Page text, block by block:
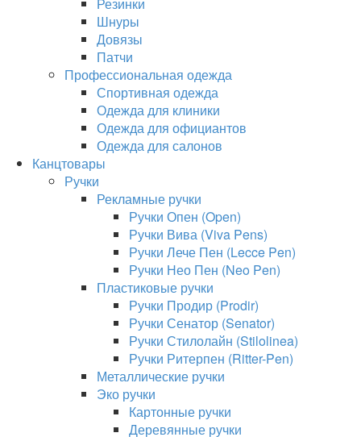
Шнуры
Довязы
Патчи
Профессиональная одежда
Спортивная одежда
Одежда для клиники
Одежда для официантов
Одежда для салонов
Канцтовары
Ручки
Рекламные ручки
Ручки Опен (Open)
Ручки Вива (Viva Pens)
Ручки Лече Пен (Lecce Pen)
Ручки Нео Пен (Neo Pen)
Пластиковые ручки
Ручки Продир (Prodir)
Ручки Сенатор (Senator)
Ручки Стилолайн (Stilolinea)
Ручки Ритерпен (Ritter-Pen)
Металлические ручки
Эко ручки
Картонные ручки
Деревянные ручки